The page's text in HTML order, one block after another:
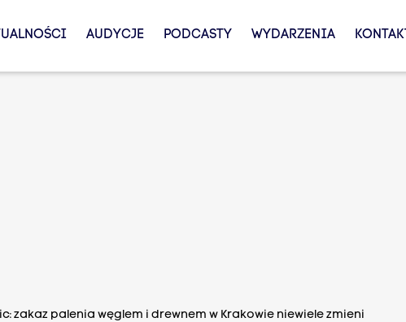
AUDYCJE PODCASTY WYDARZENIA KONTAKT
zakaz palenia węglem i drewnem w Krakowie niewiele zmieni